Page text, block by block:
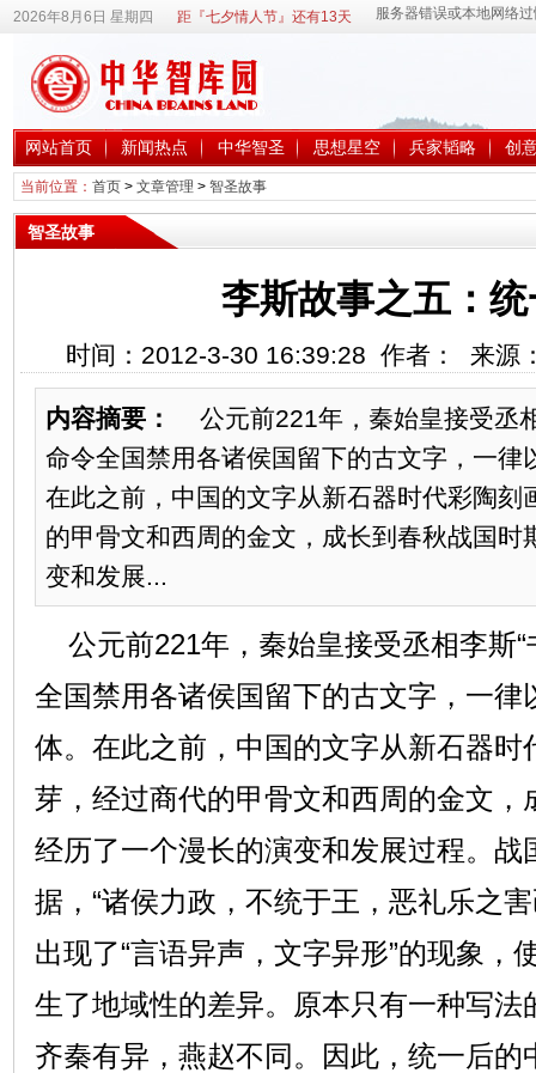
2026年8月6日 星期四 距『七夕情人节』还有13天
网站首页 新闻热点 中华智圣 思想星空 兵家韬略 创
当前位置： 首页> 文章管理 > 智圣故事
智圣故事
李斯故事之五：
时间：2012-3-30 16:39:28 作者： 来源
内容摘要：
公元前221年，秦始皇接受丞
命令全国禁用各诸侯国留下的古文字，一律
在此之前，中国的文字从新石器时代彩陶刻
的甲骨文和西周的金文，成长到春秋战国时
变和发展...
公元前221年，秦始皇接受丞相李斯“
全国禁用各诸侯国留下的古文字，一律
体。在此之前，中国的文字从新石器时
芽，经过商代的甲骨文和西周的金文，
经历了一个漫长的演变和发展过程。战
据，“诸侯力政，不统于王，恶礼乐之
出现了“言语异声，文字异形”的现象，
生了地域性的差异。原本只有一种写法
齐秦有异，燕赵不同。因此，统一后的